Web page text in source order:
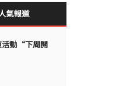
氣報道
活動“下周開